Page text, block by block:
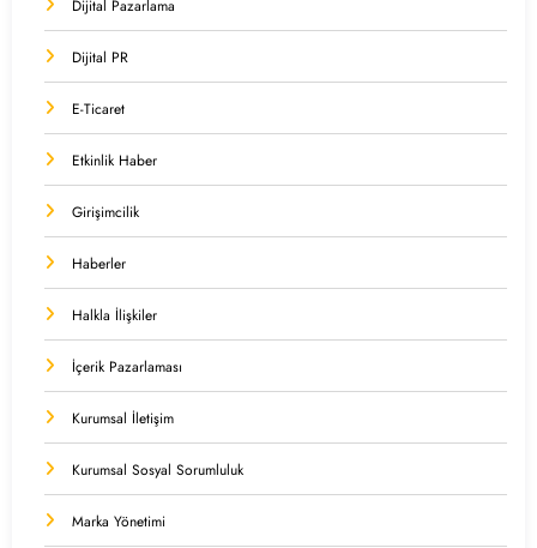
Dijital Pazarlama
Dijital PR
E-Ticaret
Etkinlik Haber
Girişimcilik
Haberler
Halkla İlişkiler
İçerik Pazarlaması
Kurumsal İletişim
Kurumsal Sosyal Sorumluluk
Marka Yönetimi